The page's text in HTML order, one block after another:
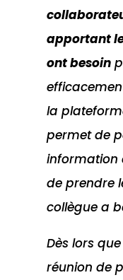
apportant
ont besoin
la
permet de
information
de prendre
collègue a
Dès lors
réunion de